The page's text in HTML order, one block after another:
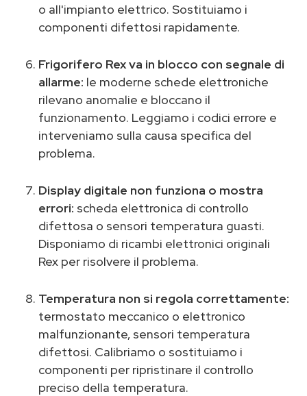
o all'impianto elettrico. Sostituiamo i
componenti difettosi rapidamente.
Frigorifero Rex va in blocco con segnale di
allarme: le moderne schede elettroniche
rilevano anomalie e bloccano il
funzionamento. Leggiamo i codici errore e
interveniamo sulla causa specifica del
problema.
Display digitale non funziona o mostra
errori: scheda elettronica di controllo
difettosa o sensori temperatura guasti.
Disponiamo di ricambi elettronici originali
Rex per risolvere il problema.
Temperatura non si regola correttamente:
termostato meccanico o elettronico
malfunzionante, sensori temperatura
difettosi. Calibriamo o sostituiamo i
componenti per ripristinare il controllo
preciso della temperatura.